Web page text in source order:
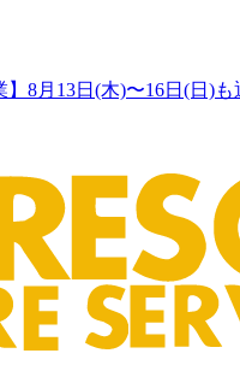
】8月13日(木)〜16日(日)